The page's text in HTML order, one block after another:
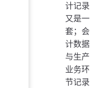
计记录
又是一
套；会
计数据
与生产
业务环
节记录